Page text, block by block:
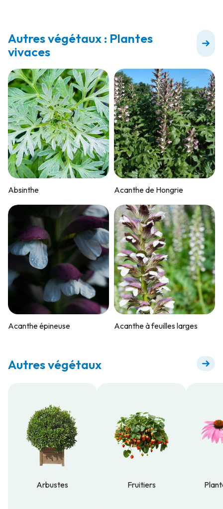
Autres végétaux : Plantes
vivaces
Absinthe Acanthe de Hongrie
Acanthe épineuse Acanthe à feuilles larges
Autres végétaux
Arbustes
Fruitiers